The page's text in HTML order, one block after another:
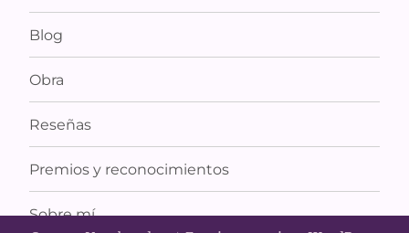
Blog
Obra
Reseñas
Premios y reconocimientos
Sobre mí